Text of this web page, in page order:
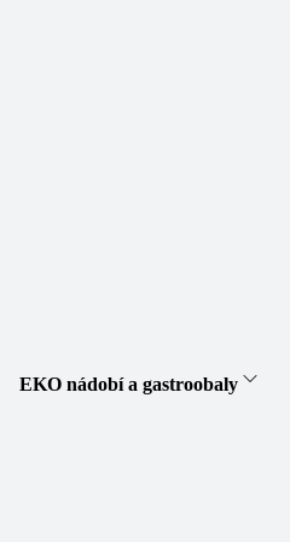
EKO nádobí a gastroobaly